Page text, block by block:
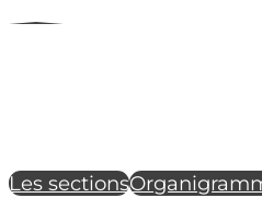
Les sections